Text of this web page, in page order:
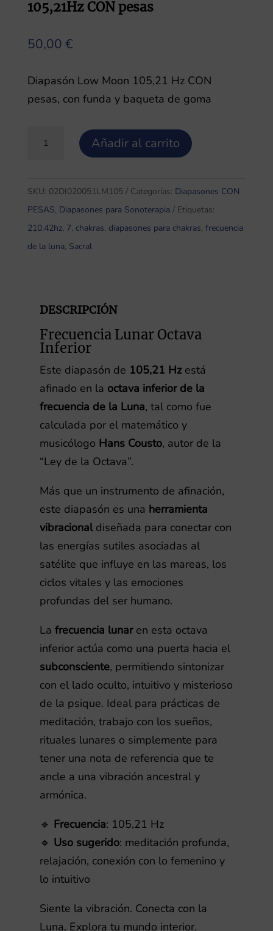
105,21Hz CON pesas
50,00 €
Diapasón Low Moon 105,21 Hz CON
pesas, con funda y baqueta de goma
(Low
Moon)
105,21Hz
CON
Añadir al carrito
SKU: 02DI020051LM105 Categorías: Diapasones CON
PESAS, Diapasones para Sonoterapia
Etiquetas:
210.42hz, 7, chakras, diapasones para chakras, frecuencia
de la luna, Sacral
DESCRIPCIÓN
Frecuencia Lunar Octava
Inferior
Este diapasón de 105,21 Hzestá
afinado en la octava inferior de la
frecuencia de la Luna, tal como fue
calculada por el matemático y
musicólogo Hans Cousto, autor de la
“Ley de la Octava”.
Más que un instrumento de afinación,
este diapasón es una herramienta
vibracionaldiseñada para conectar con
las energías sutiles asociadas al
satélite que influye en las mareas, los
ciclos vitales y las emociones
profundas del ser humano.
La frecuencia lunaren esta octava
inferior actúa como una puerta hacia el
subconsciente, permitiendo sintonizar
con el lado oculto, intuitivo y misterioso
de la psique. Ideal para prácticas de
meditación, trabajo con los sueños,
rituales lunares o simplemente para
tener una nota de referencia que te
ancle a una vibración ancestral y
armónica.
🔹 Frecuencia: 105,21 Hz
🔹 Uso sugerido: meditación profunda,
relajación, conexión con lo femenino y
lo intuitivo
Siente la vibración. Conecta con la
Luna. Explora tu mundo interior.